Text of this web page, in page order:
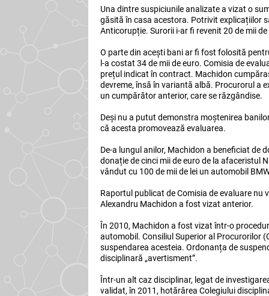
Una dintre suspiciunile analizate a vizat o
găsită în casa acestora. Potrivit explicațiilor
Anticorupție. Surorii i-ar fi revenit 20 de mii
O parte din acești bani ar fi fost folosită
l-a costat 34 de mii de euro. Comisia de
prețul indicat în contract. Machidon
devreme, însă în variantă albă. Procurorul a
un cumpărător anterior, care se răzgândise.
Deși nu a putut demonstra moștenirea
că acesta promovează evaluarea.
De-a lungul anilor, Machidon a beneficiat de
donație de cinci mii de euro de la afaceristul
vândut cu 100 de mii de lei un automobil
Raportul publicat de Comisia de evaluare nu
Alexandru Machidon a fost vizat anterior.
În 2010, Machidon a fost vizat într-o
automobil. Consiliul Superior al Procurorilor
suspendarea acesteia. Ordonanța de
disciplinară „avertisment”.
Într-un alt caz disciplinar, legat de
validat, în 2011, hotărârea Colegiului